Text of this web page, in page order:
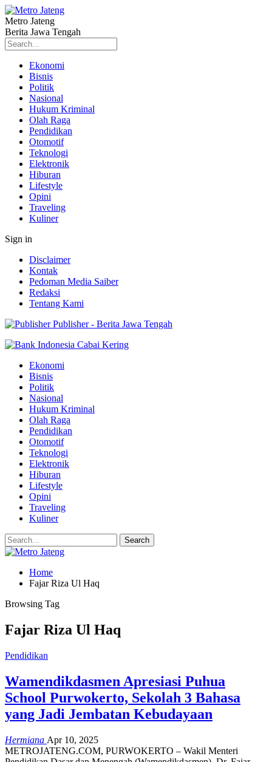
Metro Jateng
Berita Jawa Tengah
Ekonomi
Bisnis
Politik
Nasional
Hukum Kriminal
Olah Raga
Pendidikan
Otomotif
Teknologi
Elektronik
Hiburan
Lifestyle
Opini
Traveling
Kuliner
Sign in
Disclaimer
Kontak
Pedoman Media Saiber
Redaksi
Tentang Kami
Publisher - Berita Jawa Tengah
Ekonomi
Bisnis
Politik
Nasional
Hukum Kriminal
Olah Raga
Pendidikan
Otomotif
Teknologi
Elektronik
Hiburan
Lifestyle
Opini
Traveling
Kuliner
Home
Fajar Riza Ul Haq
Browsing Tag
Fajar Riza Ul Haq
Pendidikan
Wamendikdasmen Apresiasi Puhua
School Purwokerto, Sekolah 3 Bahasa
yang Jadi Jembatan Kebudayaan
Hermiana Apr 10, 2025
METROJATENG.COM, PURWOKERTO – Wakil Menteri